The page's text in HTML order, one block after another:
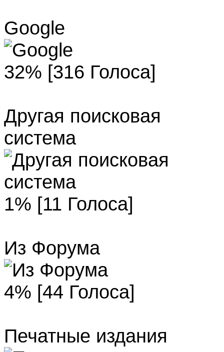
Google
32% [316 Голоса]
Другая поисковая
система
1% [11 Голоса]
Из Форума
4% [44 Голоса]
Печатные издания